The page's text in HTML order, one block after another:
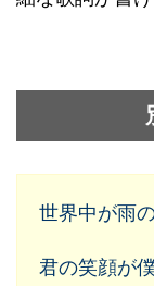
世界中が雨
君の笑顔が